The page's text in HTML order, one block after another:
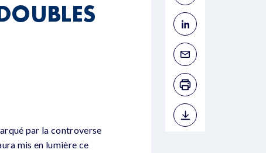
par la controverse
mis en lumière ce